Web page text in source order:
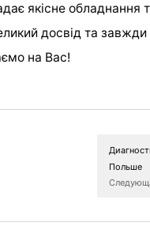
якісне обладнання
досвід та завжди
на Вас!
Польше